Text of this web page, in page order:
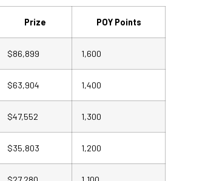
Prize POY Points
$86,899 1,600
$63,904 1,400
$47,552 1,300
$35,803 1,200